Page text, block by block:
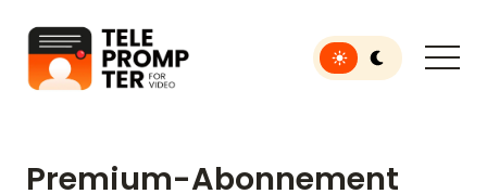
Teleprompter für Videos
Toggle light or dark
Premium-Abonnement